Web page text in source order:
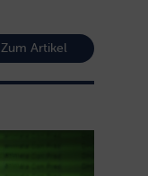
Zum Artikel